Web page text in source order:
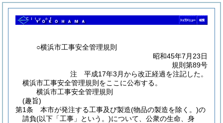
○横浜市工事安全管理規則
昭和45年7月23日
規則第89号
注 平成17年3月から改正経過を注記した。
横浜市工事安全管理規則をここに公布する。
横浜市工事安全管理規則
(趣旨)
第1条
本市が発注する工事及び製造(物品の製造を除く。)の
請負(以下「工事」という。)について、公衆の生命、身